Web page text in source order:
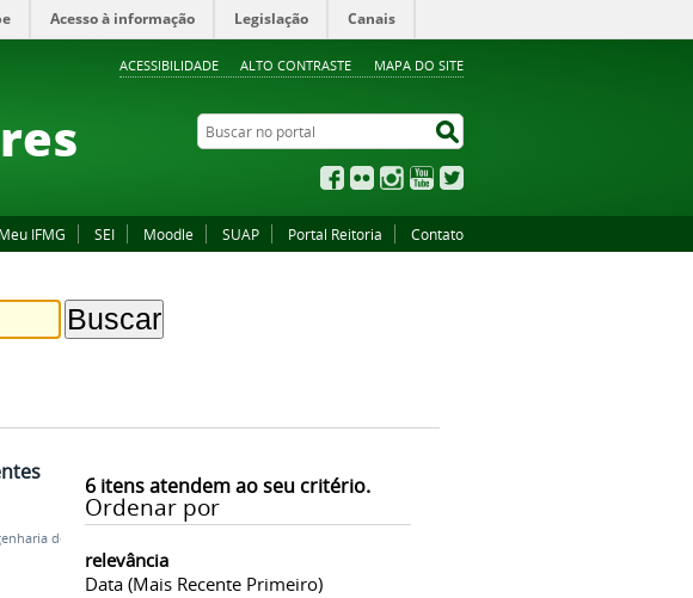
ACESSIBILIDADE ALTO CONTRASTE MAPA DO SITE
Acesso à informação Legislação Canais
Buscar no portal
Facebook
Flickr InstagramYouTube
Meu IFMG SEI Moodle SUAP Portal Reitoria Contato
6itens atendem ao seu critério.
Ordenar por
relevância
Data (mais Recente Primeiro)
de